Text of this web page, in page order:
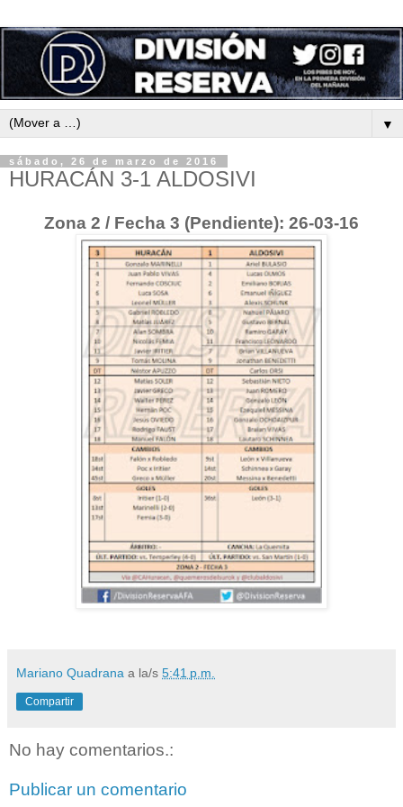
▼
sábado, 26 de marzo de 2016
HURACÁN 3-1 ALDOSIVI
Zona 2 / Fecha 3 (Pendiente): 26-03-16
Mariano Quadrana a la/s 5:41 p.m.
Compartir
No hay comentarios.:
Publicar un comentario